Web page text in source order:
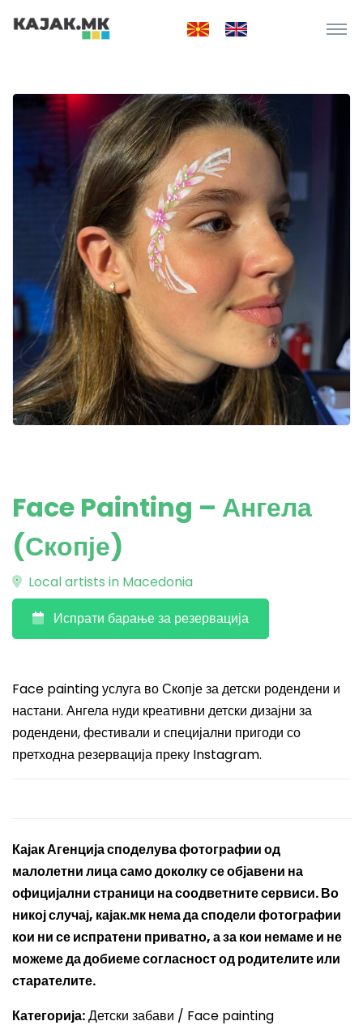
Face Painting – Ангела
(Скопје)
Local artists in Macedonia
Испрати барање за резервација
Face painting услуга во Скопје за детски родендени и
настани. Ангела нуди креативни детски дизајни за
родендени, фестивали и специјални пригоди со
претходна резервација преку Instagram.
Кајак Агенција споделува фотографии од
малолетни лицасамо доколку се објавени на
официјални страници на соодветните сервиси. Во
никој случај, кајак.мкнема да сподели фотографии
кои ни се испратени приватно, а за кои немаме и не
можеме да добиеме согласност од родителите или
старателите.
Категорија:Детски забави / Face painting